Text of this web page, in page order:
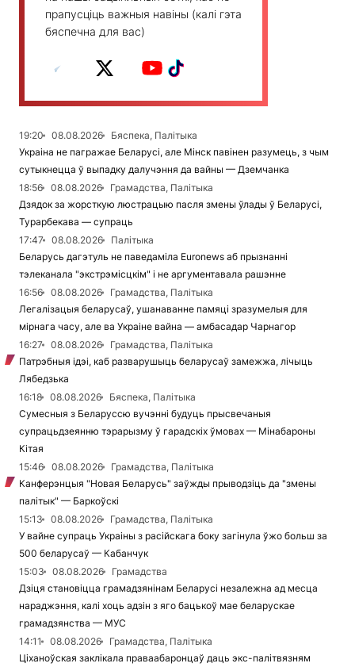
прапусціць важныя навіны (калі гэта
бяспечна для вас)
19:20 08.08.2026
Бяспека, Палітыка
Украіна не пагражае Беларусі, але Мінск павінен разумець, з чым
сутыкнецца ў выпадку далучэння да вайны — Дземчанка
18:56
08.08.2026
Грамадства, Палітыка
Дзядок за жорсткую люстрацыю пасля змены ўлады ў Беларусі,
Турарбекава — супраць
17:47
08.08.2026
Палітыка
Беларусь дагэтуль не паведаміла Euronews аб прызнанні
тэлеканала "экстрэмісцкім" і не аргументавала рашэнне
16:56
08.08.2026
Грамадства, Палітыка
Легалізацыя беларусаў, ушанаванне памяці зразумелыя для
мірнага часу, але ва Украіне вайна — амбасадар Чарнагор
16:27
08.08.2026
Грамадства, Палітыка
Патрэбныя ідэі, каб разварушыць беларусаў замежжа, лічыць
Лябедзька
16:18
08.08.2026
Бяспека, Палітыка
Сумесныя з Беларуссю вучэнні будуць прысвечаныя
супрацьдзеянню тэрарызму ў гарадскіх ўмовах — Мінабароны
Кітая
15:46
08.08.2026
Грамадства, Палітыка
Канферэнцыя "Новая Беларусь" заўжды прыводзіць да "змены
палітык" — Баркоўскі
15:13
08.08.2026
Грамадства, Палітыка
У вайне супраць Украіны з расійскага боку загінула ўжо больш за
500 беларусаў — Кабанчук
15:03
08.08.2026
Грамадства
Дзіця становіцца грамадзянінам Беларусі незалежна ад месца
нараджэння, калі хоць адзін з яго бацькоў мае беларускае
грамадзянства — МУС
14:11
08.08.2026
Грамадства, Палітыка
Ціханоўская заклікала праваабаронцаў даць экс-палітвязням